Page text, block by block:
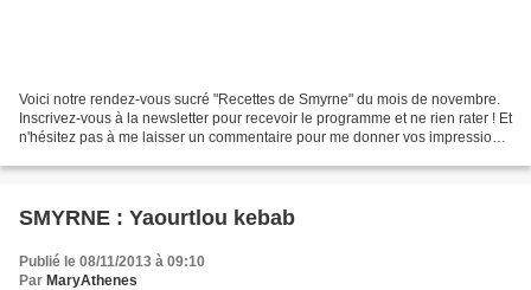
Voici notre rendez-vous sucré "Recettes de Smyrne" du mois de novembre.
Inscrivez-vous à la newsletter pour recevoir le programme et ne rien rater ! Et
n'hésitez pas à me laisser un commentaire pour me donner vos impressions
SMYRNE : Yaourtlou kebab
Publié le 08/11/2013 à 09:10
Par MaryAthenes